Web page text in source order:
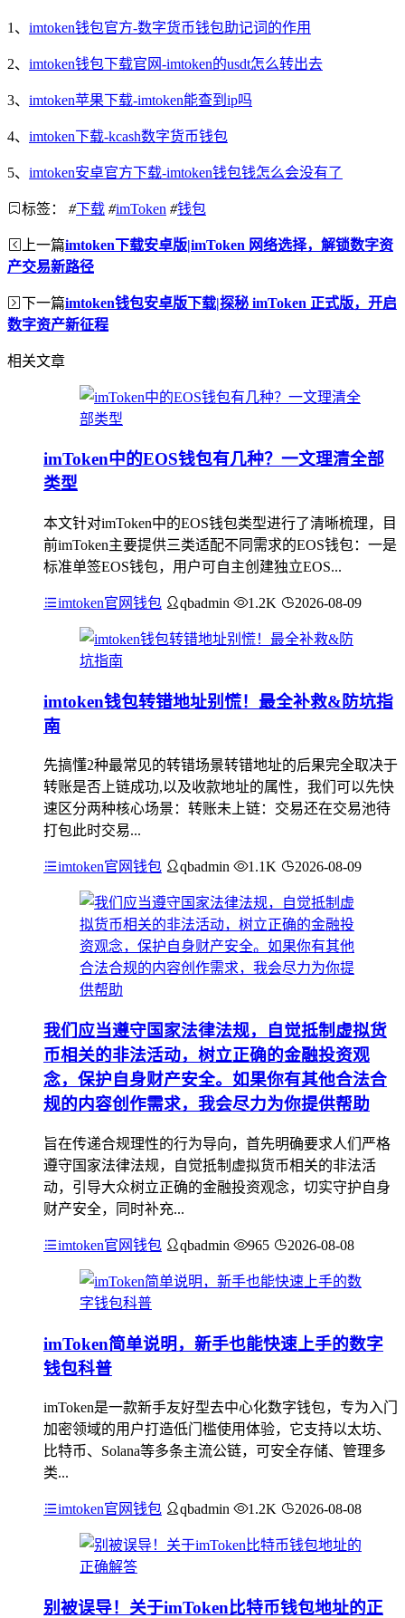
1、 imtoken钱包官方-数字货币钱包助记词的作用
2、 imtoken钱包下载官网-imtoken的usdt怎么转出去
3、 imtoken苹果下载-imtoken能查到ip吗
4、 imtoken下载-kcash数字货币钱包
5、 imtoken安卓官方下载-imtoken钱包钱怎么会没有了
标签： #下载 #imToken #钱包
上一篇imtoken下载安卓版|imToken 网络选择，解锁数字资
产交易新路径
下一篇imtoken钱包安卓版下载|探秘 imToken 正式版，开启
数字资产新征程
相关文章
imToken中的EOS钱包有几种？一文理清全部
类型
本文针对imToken中的EOS钱包类型进行了清晰梳理，目
前imToken主要提供三类适配不同需求的EOS钱包：一是
标准单签EOS钱包，用户可自主创建独立EOS...
imtoken官网钱包 qbadmin 1.2K 2026-08-09
imtoken钱包转错地址别慌！最全补救&防坑指
南
先搞懂2种最常见的转错场景转错地址的后果完全取决于
转账是否上链成功,以及收款地址的属性，我们可以先快
速区分两种核心场景：转账未上链：交易还在交易池待
打包此时交易...
imtoken官网钱包 qbadmin 1.1K 2026-08-09
我们应当遵守国家法律法规，自觉抵制虚拟货
币相关的非法活动，树立正确的金融投资观
念，保护自身财产安全。如果你有其他合法合
规的内容创作需求，我会尽力为你提供帮助
旨在传递合规理性的行为导向，首先明确要求人们严格
遵守国家法律法规，自觉抵制虚拟货币相关的非法活
动，引导大众树立正确的金融投资观念，切实守护自身
财产安全，同时补充...
imtoken官网钱包 qbadmin 965 2026-08-08
imToken简单说明，新手也能快速上手的数字
钱包科普
imToken是一款新手友好型去中心化数字钱包，专为入门
加密领域的用户打造低门槛使用体验，它支持以太坊、
比特币、Solana等多条主流公链，可安全存储、管理多
类...
imtoken官网钱包 qbadmin 1.2K 2026-08-08
别被误导！关于imToken比特币钱包地址的正